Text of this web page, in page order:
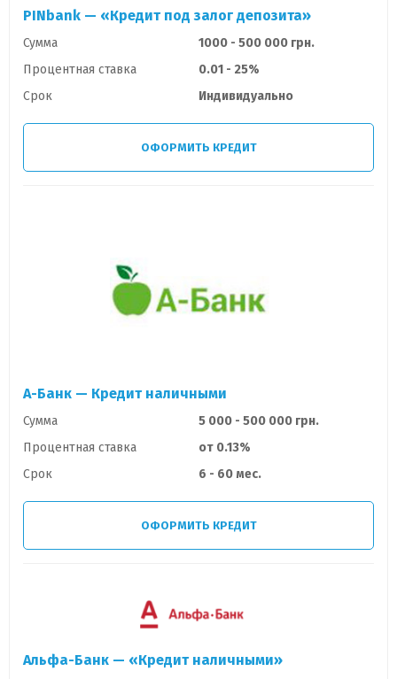
PINbank — «Кредит под залог депозита»
Сумма
1000 - 500 000 грн.
Процентная ставка
0.01 - 25%
Срок
Индивидуально
ОФОРМИТЬ КРЕДИТ
А-Банк — Кредит наличными
Сумма
5 000 - 500 000 грн.
Процентная ставка
от 0.13%
Срок
6 - 60 мес.
ОФОРМИТЬ КРЕДИТ
Альфа-Банк — «Кредит наличными»